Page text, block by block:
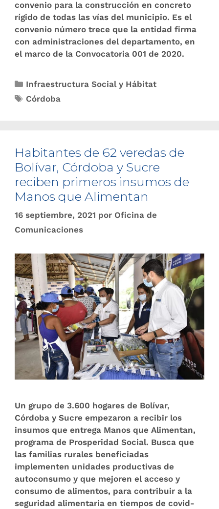
convenio para la construcción en concreto
rígido de todas las vías del municipio. Es el
convenio número trece que la entidad firma
con administraciones del departamento, en
el marco de la Convocatoria 001 de 2020.
Infraestructura Social y Hábitat
Córdoba
Habitantes de 62 veredas de
Bolívar, Córdoba y Sucre
reciben primeros insumos de
Manos que Alimentan
16 septiembre, 2021 por Oficina de
Comunicaciones
Un grupo de 3.600 hogares de Bolívar,
Córdoba y Sucre empezaron a recibir los
insumos que entrega Manos que Alimentan,
programa de Prosperidad Social. Busca que
las familias rurales beneficiadas
implementen unidades productivas de
autoconsumo y que mejoren el acceso y
consumo de alimentos, para contribuir a la
seguridad alimentaria en tiempos de covid-